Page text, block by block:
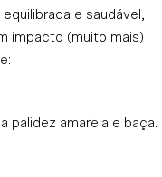
e saudável,
impacto (muito mais)
palidez amarela e baça.